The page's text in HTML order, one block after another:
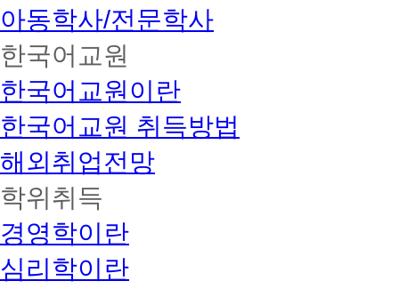
아동학사/전문학사
한국어교원
한국어교원이란
한국어교원 취득방법
해외취업전망
학위취득
경영학이란
심리학이란